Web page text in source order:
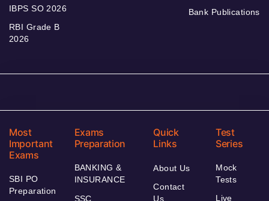
IBPS SO 2026
RBI Grade B
2026
Bank Publications
Most
Important
Exams
SBI PO
Preparation
Exams
Preparation
BANKING &
INSURANCE
SSC
Quick
Links
About Us
Contact
Us
Test
Series
Mock
Tests
Live